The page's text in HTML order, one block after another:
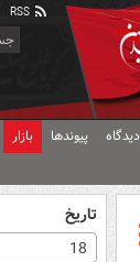
دیدگاه پیوندها بازار
تاریخ
18